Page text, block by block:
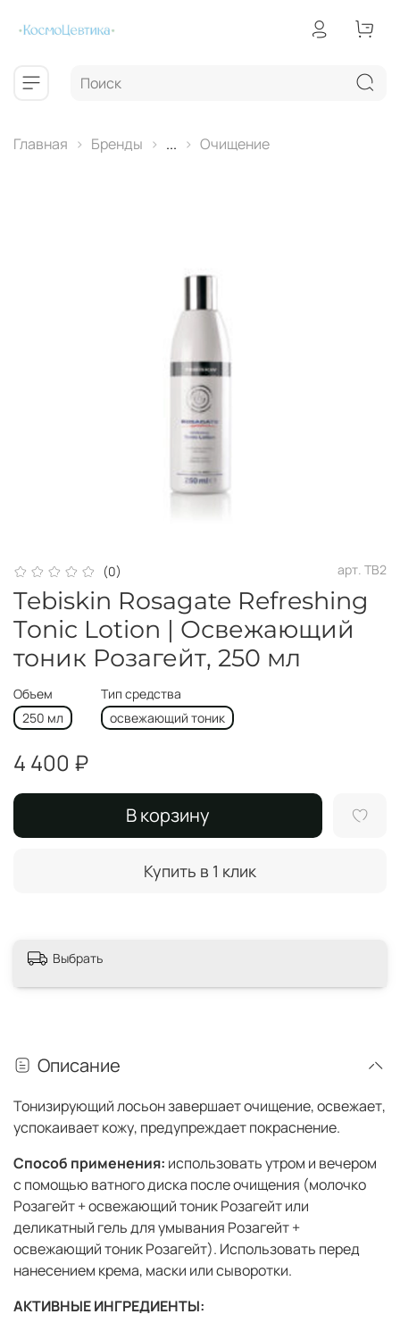
Главная Бренды ... Очищение
(0) арт. TB2
Tebiskin Rosagate Refreshing
Tonic Lotion | Освежающий
тоник Розагейт, 250 мл
Объем
250 мл
Тип средства
освежающий тоник
4 400 ₽
В корзину
Купить в 1 клик
Выбрать
Описание
Тонизирующий лосьон завершает очищение, освежает,
успокаивает кожу, предупреждает покраснение.
Способ применения: использовать утром и вечером
с помощью ватного диска после очищения (молочко
Розагейт + освежающий тоник Розагейт или
деликатный гель для умывания Розагейт +
освежающий тоник Розагейт). Использовать перед
нанесением крема, маски или сыворотки.
АКТИВНЫЕ ИНГРЕДИЕНТЫ: